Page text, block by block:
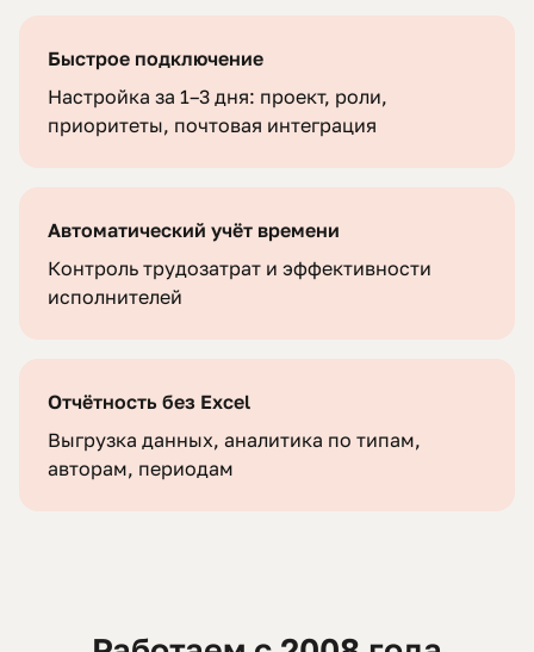
Быстрое подключение
Настройка за 1–3 дня: проект, роли,
приоритеты, почтовая интеграция
Автоматический учёт времени
Контроль трудозатрат и эффективности
исполнителей
Отчётность без Excel
Выгрузка данных, аналитика по типам,
авторам, периодам